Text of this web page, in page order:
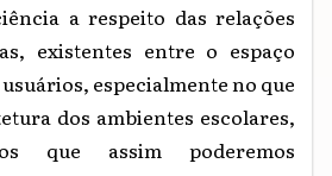
a respeito das relações
existentes entre o espaço
especialmente no que
dos ambientes escolares,
que assim poderemos